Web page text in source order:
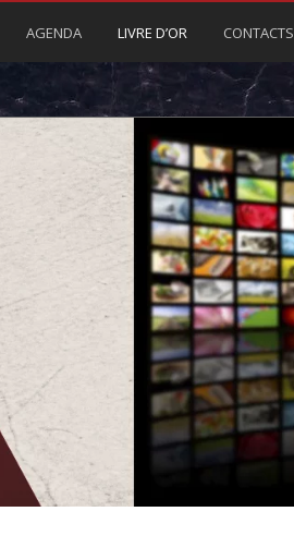
AGENDA LIVRE D’OR CONTACTS